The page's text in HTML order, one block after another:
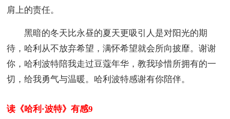
肩上的责任。
黑暗的冬天比永昼的夏天更吸引人是对阳光的期
待，哈利从不放弃希望，满怀希望就会所向披靡。谢谢
你，哈利波特陪我走过豆蔻年华，教我珍惜所拥有的一
切，给我勇气与温暖。哈利波特感谢有你陪伴。
读《哈利·波特》有感9